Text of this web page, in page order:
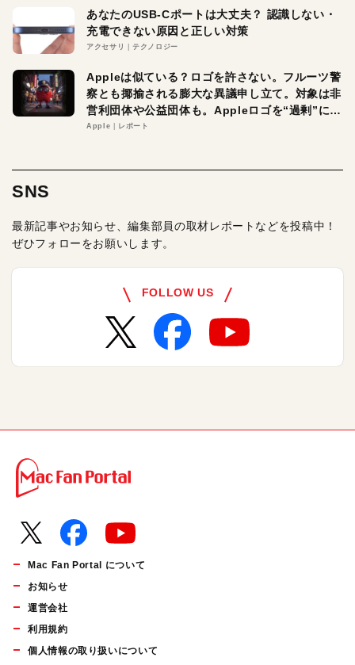
あなたのUSB-Cポートは大丈夫？ 認識しない・
充電できない原因と正しい対策
アクセサリ テクノロジー
Appleは似ている？ロゴを許さない。フルーツ警
察とも揶揄される膨大な異議申し立て。対象は非
営利団体や公益団体も。Appleロゴを“過剰”に守
る理由とは
Apple レポート
SNS
最新記事やお知らせ、編集部員の取材レポートなどを投稿中！
ぜひフォローをお願いします。
FOLLOW US
Mac Fan Portal について
お知らせ
運営会社
利用規約
個人情報の取り扱いについて